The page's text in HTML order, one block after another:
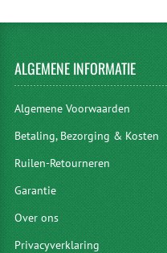
ALGEMENEINFORMATIE
Algemene Voorwaarden
Betaling, Bezorging & Kosten
Ruilen-Retourneren
Garantie
Over ons
Privacyverklaring